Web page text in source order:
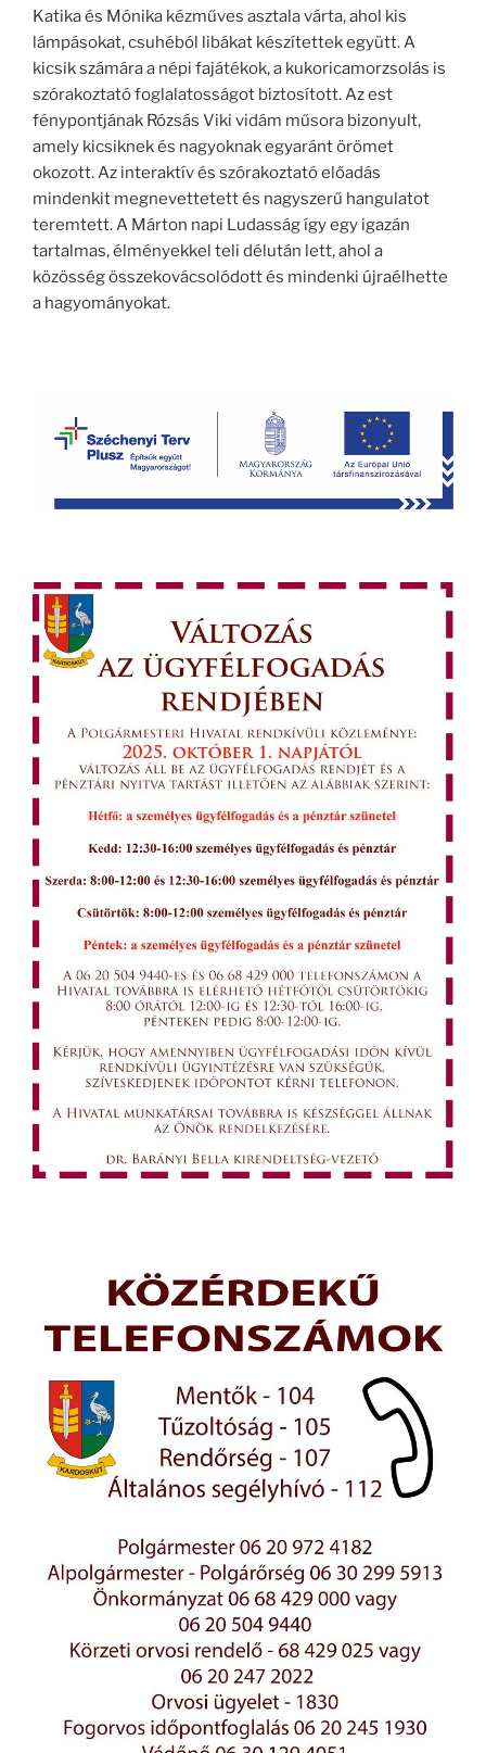
Katika és Mónika kézműves asztala várta, ahol kis
lámpásokat, csuhéból libákat készítettek együtt. A
kicsik számára a népi fajátékok, a kukoricamorzsolás is
szórakoztató foglalatosságot biztosított. Az est
fénypontjának Rózsás Viki vidám műsora bizonyult,
amely kicsiknek és nagyoknak egyaránt örömet
okozott. Az interaktív és szórakoztató előadás
mindenkit megnevettetett és nagyszerű hangulatot
teremtett. A Márton napi Ludasság így egy igazán
tartalmas, élményekkel teli délután lett, ahol a
közösség összekovácsolódott és mindenki újraélhette
a hagyományokat.